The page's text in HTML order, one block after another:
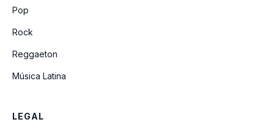
Pop
Rock
Reggaeton
Música Latina
LEGAL